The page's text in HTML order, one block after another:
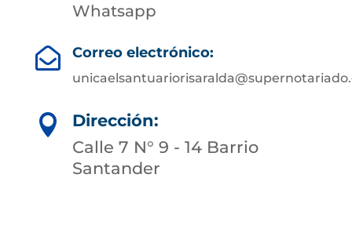
Whatsapp
 Correo electrónico:

Dirección:
Calle 7 N° 9 - 14 Barrio
Santander